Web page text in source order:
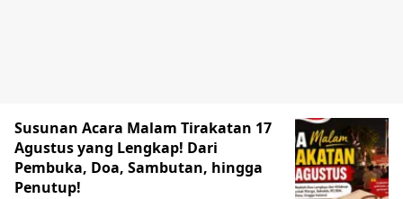
Susunan Acara Malam Tirakatan 17
Agustus yang Lengkap! Dari
Pembuka, Doa, Sambutan, hingga
Penutup!